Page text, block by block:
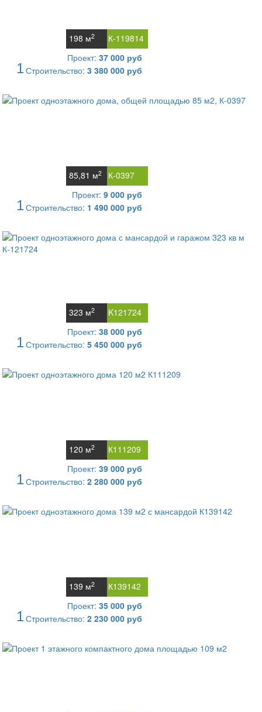
К-119814
198 м2
1
Проект: 37 000 руб
Строительство: 3 380 000 руб
К-0397
85,81 м2
1
Проект: 9 000 руб
Строительство: 1 490 000 руб
K121724
323 м2
1
Проект: 38 000 руб
Строительство: 5 450 000 руб
К111209
120 м2
1
Проект: 39 000 руб
Строительство: 2 280 000 руб
К139142
139 м2
1
Проект: 35 000 руб
Строительство: 2 230 000 руб